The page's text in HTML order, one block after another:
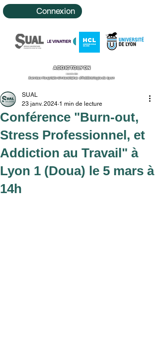
Connexion
ADDICTOLYON
Le site des
Services Hospitalo-Universitaires d'Addictologie de Lyon
Conférence "Burn-out,
Stress Professionnel, et
Addiction au Travail" à
Lyon 1 (Doua) le 5 mars à
14h
SUAL
23 janv. 2024 1 min de lecture